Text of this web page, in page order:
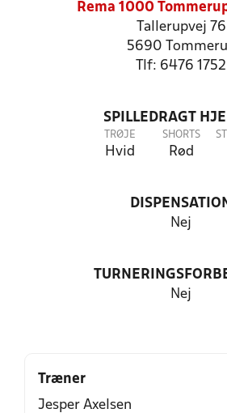
Rema 1000
Tallerupvej 76
5690
Tlf: 6476 1752
SPILLEDRAGT
TRØJE
Hvid
SHORTS
Rød
Nej
Nej
Træner
Jesper Axelsen